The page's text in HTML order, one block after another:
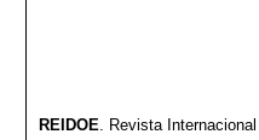
REIDOE. Revista